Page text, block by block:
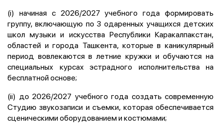
(i) начиная с 2026/2027 учебного года формировать
группу, включающую по 3 одаренных учащихся детских
школ музыки и искусства Республики Каракалпакстан,
областей и города Ташкента, которые в каникулярный
период вовлекаются в летние кружки и обучаются на
специальных курсах эстрадного исполнительства на
бесплатной основе;
(ii) до 2026/2027 учебного года создать современную
Студию звукозаписи и съемки, которая обеспечивается
сценическими оборудованием и костюмами;